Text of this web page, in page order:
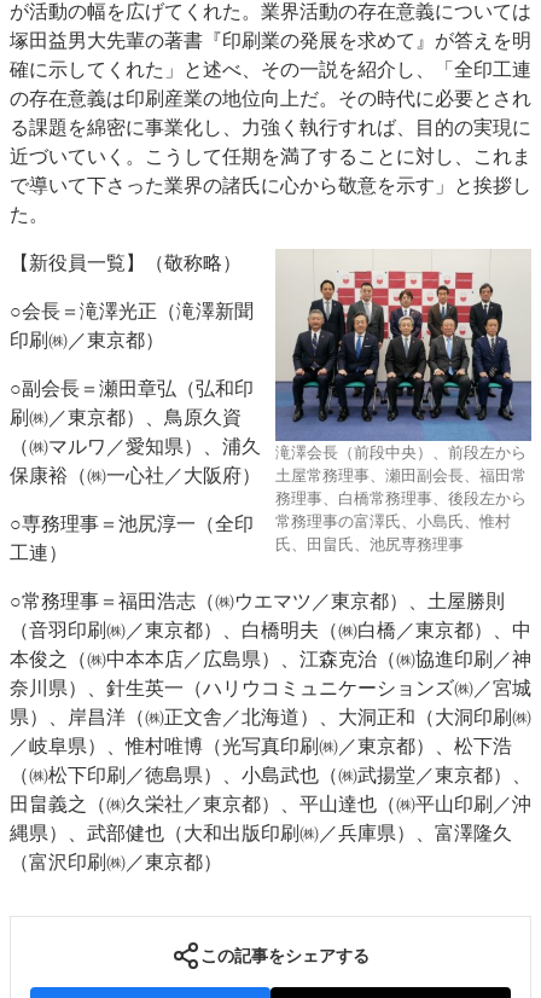
が活動の幅を広げてくれた。業界活動の存在意義については
塚田益男大先輩の著書『印刷業の発展を求めて』が答えを明
確に示してくれた」と述べ、その一説を紹介し、「全印工連
の存在意義は印刷産業の地位向上だ。その時代に必要とされ
る課題を綿密に事業化し、力強く執行すれば、目的の実現に
近づいていく。こうして任期を満了することに対し、これま
で導いて下さった業界の諸氏に心から敬意を示す」と挨拶し
た。
滝澤会長（前段中央）、前段左から
土屋常務理事、瀬田副会長、福田常
務理事、白橋常務理事、後段左から
常務理事の富澤氏、小島氏、惟村
氏、田畠氏、池尻専務理事
【新役員一覧】（敬称略）
○会長＝滝澤光正（滝澤新聞
印刷㈱／東京都）
○副会長＝瀬田章弘（弘和印
刷㈱／東京都）、鳥原久資
（㈱マルワ／愛知県）、浦久
保康裕（㈱一心社／大阪府）
○専務理事＝池尻淳一（全印
工連）
○常務理事＝福田浩志（㈱ウエマツ／東京都）、土屋勝則
（音羽印刷㈱／東京都）、白橋明夫（㈱白橋／東京都）、中
本俊之（㈱中本本店／広島県）、江森克治（㈱協進印刷／神
奈川県）、針生英一（ハリウコミュニケーションズ㈱／宮城
県）、岸昌洋（㈱正文舎／北海道）、大洞正和（大洞印刷㈱
／岐阜県）、惟村唯博（光写真印刷㈱／東京都）、松下浩
（㈱松下印刷／徳島県）、小島武也（㈱武揚堂／東京都）、
田畠義之（㈱久栄社／東京都）、平山達也（㈱平山印刷／沖
縄県）、武部健也（大和出版印刷㈱／兵庫県）、富澤隆久
（富沢印刷㈱／東京都）
この記事をシェアする